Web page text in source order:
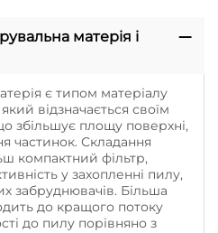
матерія і
є типом матеріалу
відзначається своїм
збільшує площу поверхні,
частинок. Складання
компактний фільтр,
у захопленні пилу,
забруднювачів. Більша
до кращого потоку
до пилу порівняно з